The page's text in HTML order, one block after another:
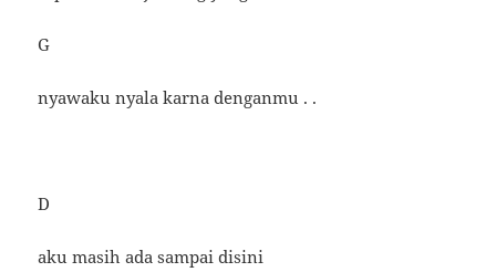
G
nyawaku nyala karna denganmu . .
D
aku masih ada sampai disini